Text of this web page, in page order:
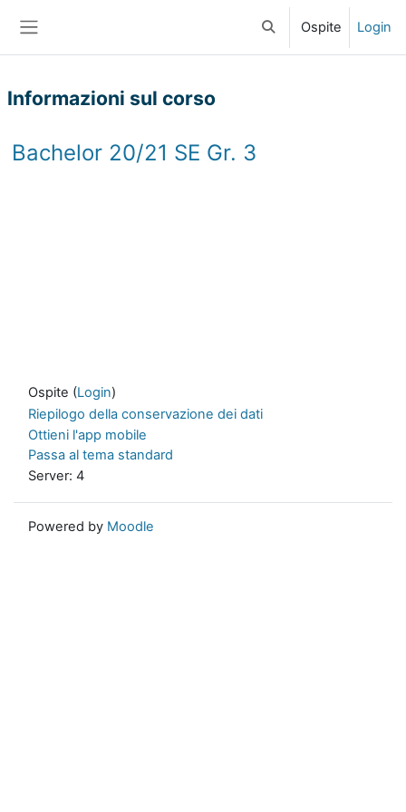
Attiva/disattiva input di
Ospite Login
Informazioni sul corso
Bachelor 20/21 SE Gr. 3
Ospite (Login)
Riepilogo della conservazione dei dati
Ottieni l'app mobile
Passa al tema standard
Server: 4
Powered by Moodle